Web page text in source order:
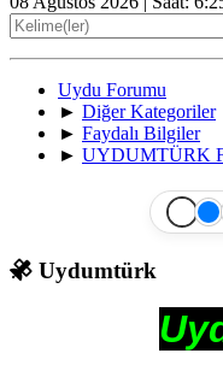
Uydu Forumu
► Diğer Kategoriler
► Faydalı Bilgiler
► UYDUMTÜRK
Uydumtürk